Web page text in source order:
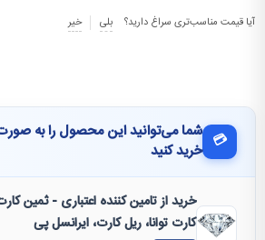
آیا قیمت مناسب‌تری سراغ دارید؟ بلی خیر
💳 شما می‌توانید این محصول را به
خرید کنید
خرید از تامین کننده اعتباری - ثمین
کارت توانا، ریل کارت، ایرانسل پی